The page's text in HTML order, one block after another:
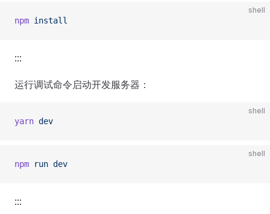
shell
npm install
:::
运行调试命令启动开发服务器：
shell
yarn dev
shell
npm run dev
:::